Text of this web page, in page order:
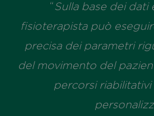
“ Sulla base dei dati
fisioterapista può
precisa dei parametri
del movimento del
percorsi